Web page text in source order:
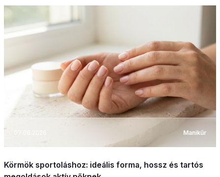
07.08.2026 Manikűr
Körmök sportoláshoz: ideális forma, hossz és tartós